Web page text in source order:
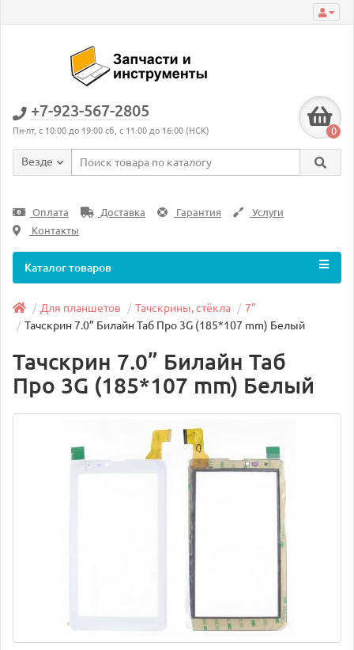
+7-923-567-2805
Пн-пт, с 10:00 до 19:00 сб, с 11:00 до 16:00 (НСК) 0
Везде
Оплата Доставка Гарантия
Услуги
Контакты
Каталог товаров
Для планшетов Тачскрины, стёкла
7"
Тачскрин 7.0” Билайн Таб Про 3G (185*107 mm) Белый
Тачскрин 7.0” Билайн Таб
Про 3G (185*107 mm) Белый